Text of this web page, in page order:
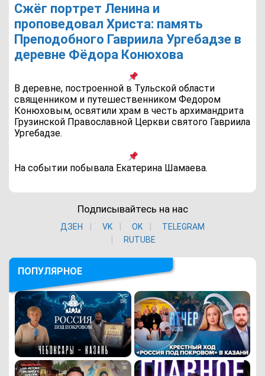
Сжёг портрет Ленина и
проповедовал Христа: память
Преподобного Гавриила Ургебадзе в
деревне Фёдора Конюхова
В деревне, построенной в Тульской области
священником и путешественником Федором
Конюховым, освятили храм в честь архимандрита
Грузинской Православной Церкви святого Гавриила
Ургебадзе.
На событии побывала Екатерина Шамаева.
Подписывайтесь на нас
ДЗЕН VK ОK
TELEGRAM
RUTUBE
ПОПУЛЯРНОЕ